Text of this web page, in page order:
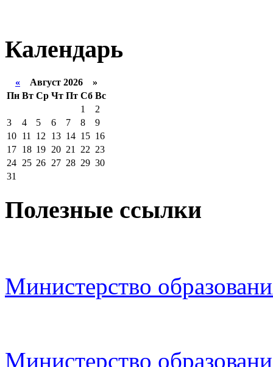
Календарь
« Август 2026 »
Пн Вт Ср Чт Пт Сб Вс
1
2
3
4 5 6 7 8
9
10 11 12 13 14 15 16
17 18 19 20 21 22 23
24 25 26 27 28 29 30
31
Полезные ссылки
Министерство
Министерство